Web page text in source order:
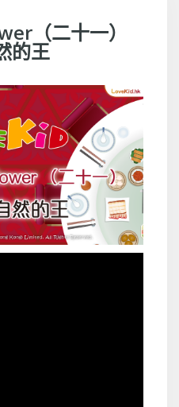
（二十一）
的王